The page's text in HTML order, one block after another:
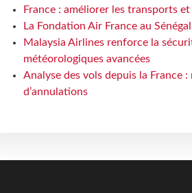
France : améliorer les transports
La Fondation Air France au
Malaysia Airlines renforce la
météorologiques avancées
Analyse des vols depuis la France
d’annulations